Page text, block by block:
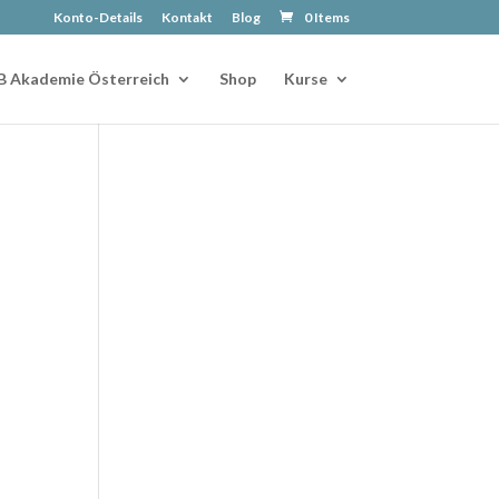
Konto-Details Kontakt Blog 0 Items
Akademie Österreich Shop Kurse